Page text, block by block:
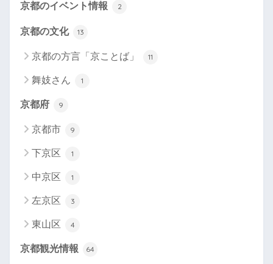
京都のイベント情報 2
京都の文化 13
京都の方言「京ことば」 11
舞妓さん 1
京都府 9
京都市 9
下京区 1
中京区 1
左京区 3
東山区 4
京都観光情報 64